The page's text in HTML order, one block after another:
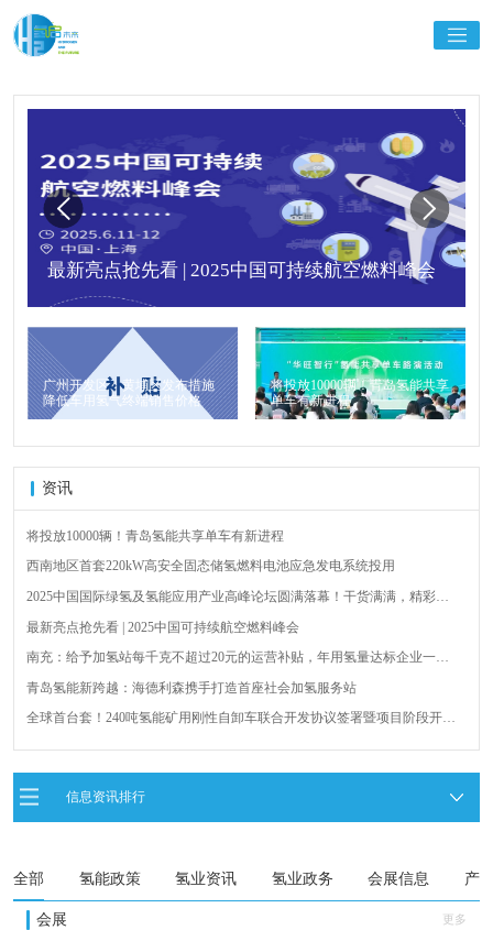
最新亮点抢先看 | 2025中国可持续航空燃料峰会
广州开发区、黄埔区发布措施
降低车用氢气终端销售价格
将投放10000辆！青岛氢能共享
单车有新进程
资讯
将投放10000辆！青岛氢能共享单车有新进程
西南地区首套220kW高安全固态储氢燃料电池应急发电系统投用
2025中国国际绿氢及氢能应用产业高峰论坛圆满落幕！干货满满，精彩瞬
最新亮点抢先看 | 2025中国可持续航空燃料峰会
南充：给予加氢站每千克不超过20元的运营补贴，年用氢量达标企业一次
青岛氢能新跨越：海德利森携手打造首座社会加氢服务站
全球首台套！240吨氢能矿用刚性自卸车联合开发协议签署暨项目阶段开发
新疆俊瑞温宿规模化制绿氢项目开工仪式在温宿县成功举办
产业发展举办交流会
广州开发区、黄埔区发布措施降低车用氢气终端销售价格
信息资讯排行
全部 氢能政策 氢业资讯 氢业政务 会展信息 产
会展 更多